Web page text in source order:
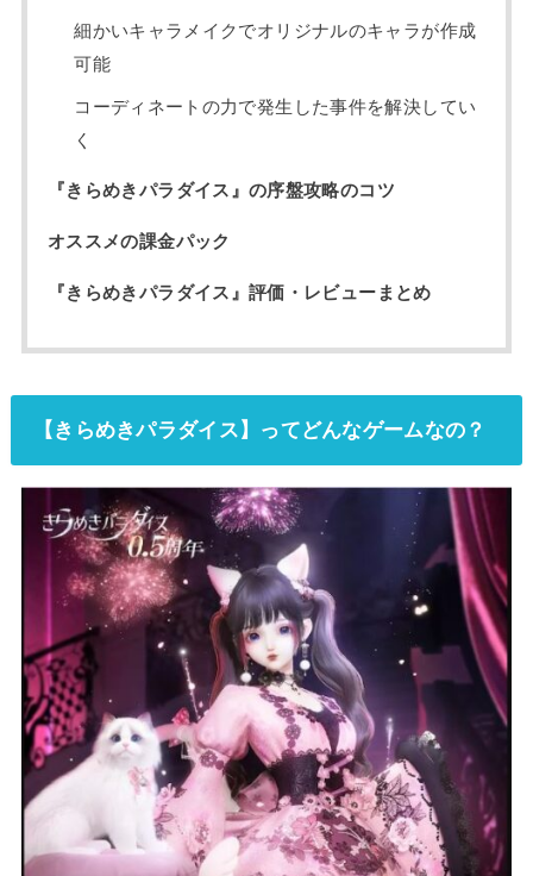
細かいキャラメイクでオリジナルのキャラが作成
可能
コーディネートの力で発生した事件を解決してい
く
『きらめきパラダイス』の序盤攻略のコツ
オススメの課金パック
『きらめきパラダイス』評価・レビューまとめ
【きらめきパラダイス】ってどんなゲームなの？